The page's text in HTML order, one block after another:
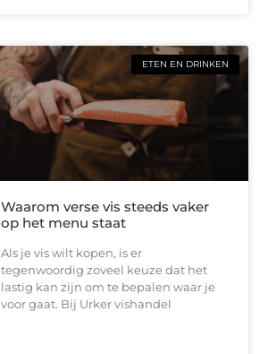
ETEN EN DRINKEN
Waarom verse vis steeds vaker
op het menu staat
Als je vis wilt kopen, is er
tegenwoordig zoveel keuze dat het
lastig kan zijn om te bepalen waar je
voor gaat. Bij Urker vishandel